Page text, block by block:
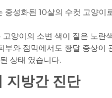
중성화된 10살의 수컷 고양이
고양이의 소변 색이 짙은 노란
부와 점막에서도 황달 증상이
상태 였습니다.
지방간 진단